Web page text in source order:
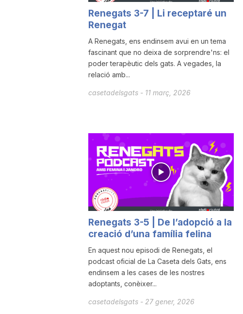
r
a
g
n
Renegats 3-7 | Li receptaré un
Renegat
A Renegats, ens endinsem avui en un tema
fascinant que no deixa de sorprendre'ns: el
poder terapèutic dels gats. A vegades, la
relació amb...
casetadelsgats - 11 març, 2026
Renegats 3-5 | De l’adopció a la
creació d’una família felina
En aquest nou episodi de Renegats, el
podcast oficial de La Caseta dels Gats, ens
endinsem a les cases de les nostres
adoptants, conèixer...
casetadelsgats - 27 gener, 2026